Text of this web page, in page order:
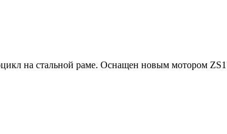
на стальной раме. Оснащен новым мотором